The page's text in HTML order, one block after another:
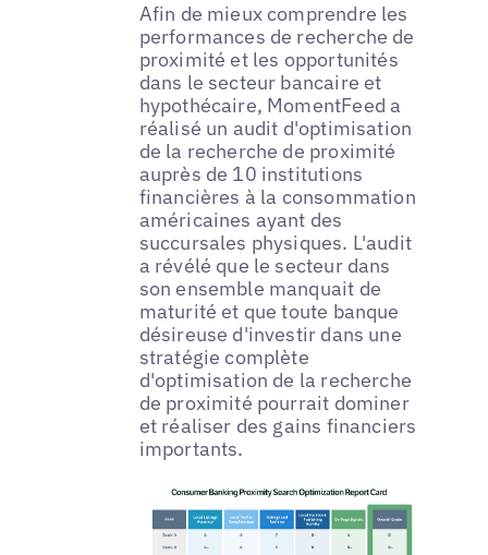
Afin de mieux comprendre les
performances de recherche de
proximité et les opportunités
dans le secteur bancaire et
hypothécaire, MomentFeed a
réalisé un audit d'optimisation
de la recherche de proximité
auprès de 10 institutions
financières à la consommation
américaines ayant des
succursales physiques. L'audit
a révélé que le secteur dans
son ensemble manquait de
maturité et que toute banque
désireuse d'investir dans une
stratégie complète
d'optimisation de la recherche
de proximité pourrait dominer
et réaliser des gains financiers
importants.